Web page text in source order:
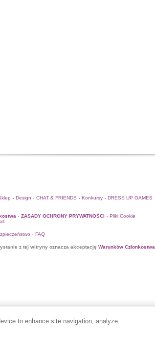
• Design • CHAT & FRIENDS • Konkursy • DRESS UP GAMES
• ZASADY OCHRONY PRYWATNOŚCI • Pliki Cookie
• FAQ
z tej witryny oznacza akceptację Warunków Członkostwa
to enhance site navigation, analyze